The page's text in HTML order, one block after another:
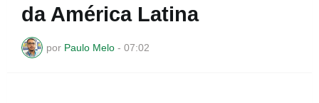
da América Latina
por Paulo Melo - 07:02